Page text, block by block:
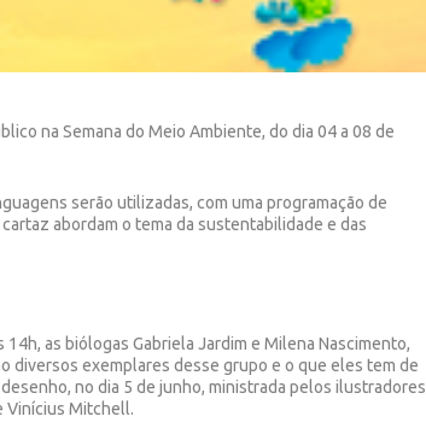
na Semana do Meio Ambiente, do dia 04 a 08 de
serão utilizadas, com uma programação de
abordam o tema da sustentabilidade e das
as biólogas Gabriela Jardim e Milena Nascimento,
diversos exemplares desse grupo e o que eles tem de
no dia 5 de junho, ministrada pelos ilustradores
Vinícius Mitchell.